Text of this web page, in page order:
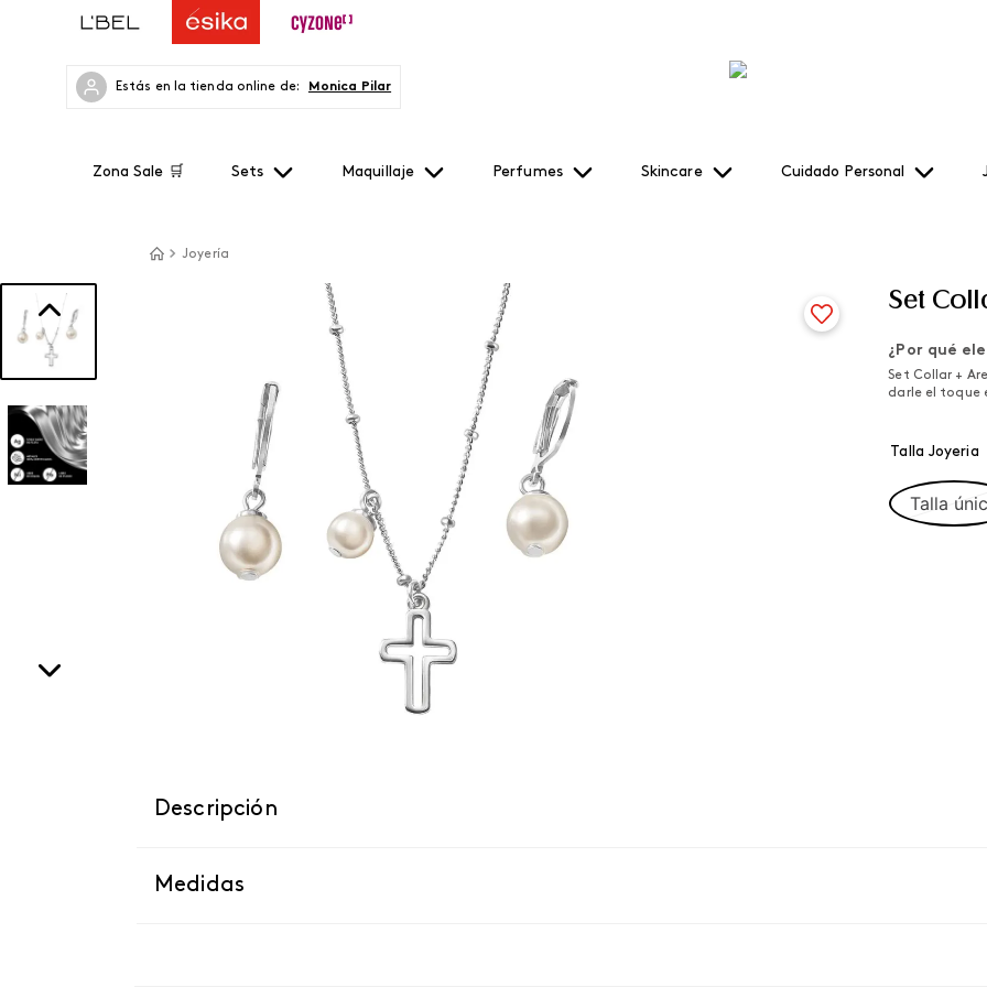
Estás en la tienda online de: Monica Pilar
Zona Sale 🛒 Sets Maquillaje Perfumes Skincare Cuidado Personal
Joyería
Set
¿Por qué
Set Collar +
darle el toque
Talla Joyeria
Talla
Descripción
Medidas